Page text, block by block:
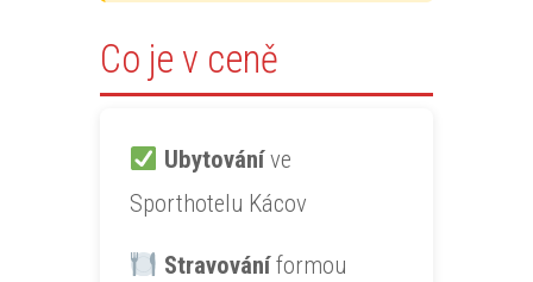
Co je v ceně
Ubytováníve
Sporthotelu Kácov
Stravováníformou